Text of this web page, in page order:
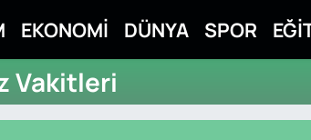
EKONOMİ DÜNYA SPOR
Vakitleri